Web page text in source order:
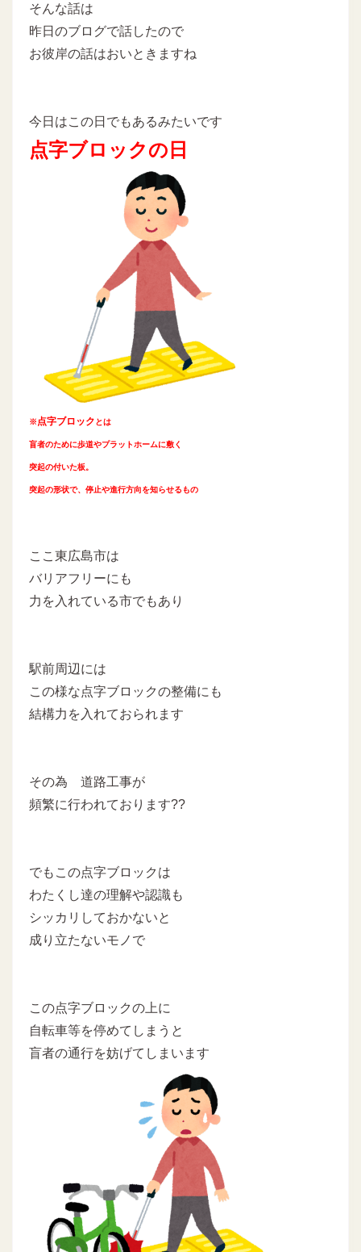
そんな話は
昨日のブログで話したので
お彼岸の話はおいときますね
今日はこの日でもあるみたいです
点字ブロックの日
※点字ブロックとは
盲者のために歩道やプラットホームに敷く
突起の付いた板。
突起の形状で、 停止や進行方向を知らせるもの
ここ東広島市は
バリアフリーにも
力を入れている市でもあり
駅前周辺には
この様な点字ブロックの整備にも
結構力を入れておられます
その為 道路工事が
頻繁に行われております??
でもこの点字ブロックは
わたくし達の理解や認識も
シッカリしておかないと
成り立たないモノで
この点字ブロックの上に
自転車等を停めてしまうと
盲者の通行を妨げてしまいます